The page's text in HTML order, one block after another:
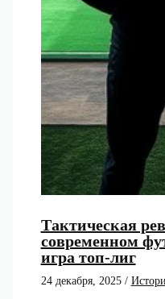
Тактическая
современном
игра топ-лиг
24 декабря, 2025 /